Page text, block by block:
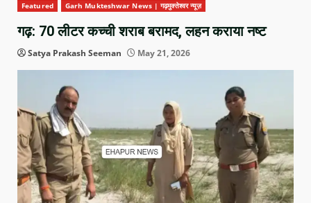
Featured Garh Mukteshwar News | गढ़मुक्तेश्वर न्यूज़
गढ़: 70 लीटर कच्ची शराब बरामद, लहन कराया नष्ट
Satya Prakash Seeman May 21, 2026